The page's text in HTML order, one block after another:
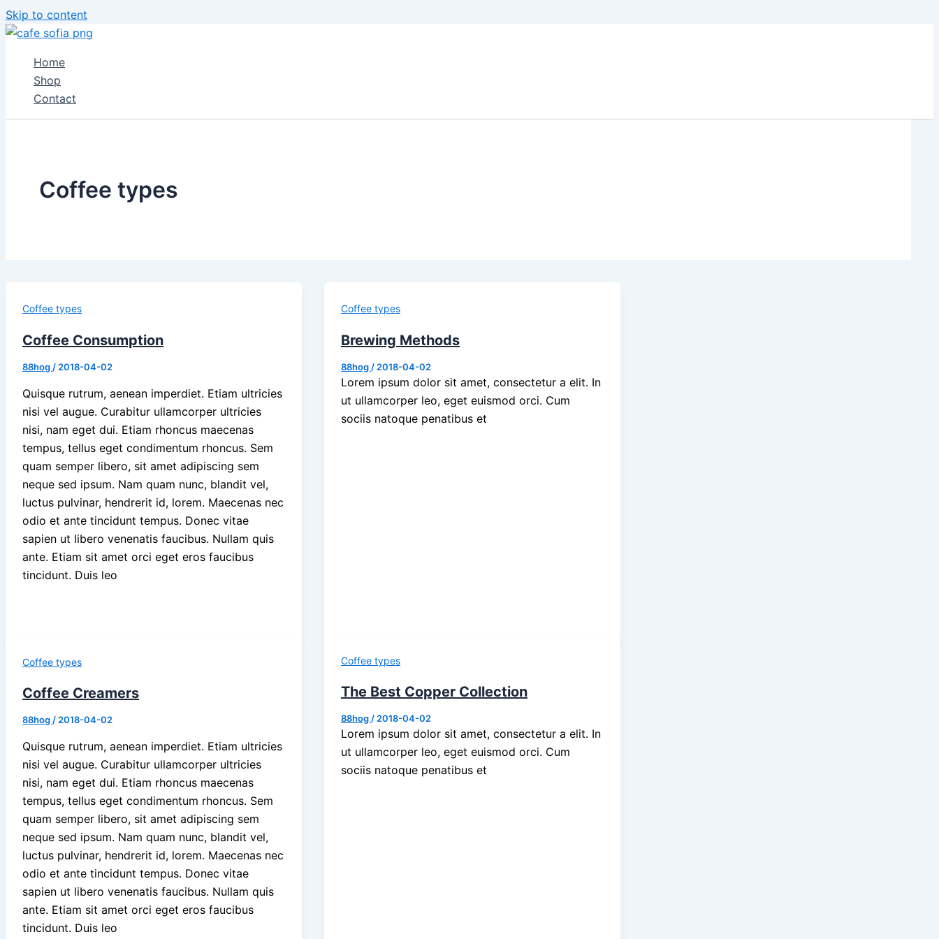
Skip to content
Home
Shop
Сontact
Coffee types
Coffee types
Coffee Consumption
88hog / 2018-04-02
Quisque rutrum, aenean imperdiet. Etiam ultricies
nisi vel augue. Curabitur ullamcorper ultricies
nisi, nam eget dui. Etiam rhoncus maecenas
tempus, tellus eget condimentum rhoncus. Sem
quam semper libero, sit amet adipiscing sem
neque sed ipsum. Nam quam nunc, blandit vel,
luctus pulvinar, hendrerit id, lorem. Maecenas nec
odio et ante tincidunt tempus. Donec vitae
sapien ut libero venenatis faucibus. Nullam quis
ante. Etiam sit amet orci eget eros faucibus
tincidunt. Duis leo
Coffee types
Brewing Methods
88hog / 2018-04-02
Lorem ipsum dolor sit amet, consectetur a elit. In
ut ullamcorper leo, eget euismod orci. Cum
sociis natoque penatibus et
Coffee types
Coffee Creamers
88hog/2018-04-02
Quisque rutrum, aenean imperdiet. Etiam ultricies
nisi vel augue. Curabitur ullamcorper ultricies
nisi, nam eget dui. Etiam rhoncus maecenas
tempus, tellus eget condimentum rhoncus. Sem
quam semper libero, sit amet adipiscing sem
neque sed ipsum. Nam quam nunc, blandit vel,
luctus pulvinar, hendrerit id, lorem. Maecenas nec
odio et ante tincidunt tempus. Donec vitae
sapien ut libero venenatis faucibus. Nullam quis
ante. Etiam sit amet orci eget eros faucibus
tincidunt. Duis leo
Coffee types
The Best Copper Collection
88hog/2018-04-02
Lorem ipsum dolor sit amet, consectetur a elit. In
ut ullamcorper leo, eget euismod orci. Cum
sociis natoque penatibus et